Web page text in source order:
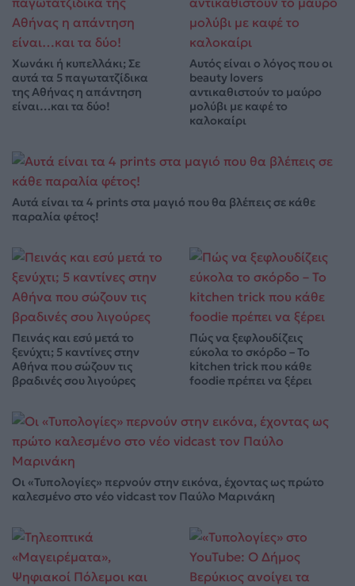
Χωνάκι ή κυπελλάκι; Σε
αυτά τα 5 παγωτατζίδικα
της Αθήνας η απάντηση
είναι…και τα δύο!
Αυτός είναι ο λόγος που οι
beauty lovers
αντικαθιστούν το μαύρο
μολύβι με καφέ το
καλοκαίρι
Αυτά είναι τα 4 prints στα μαγιό που θα βλέπεις σε κάθε
παραλία φέτος!
Πεινάς και εσύ μετά το
ξενύχτι; 5 καντίνες στην
Αθήνα που σώζουν τις
βραδινές σου λιγούρες
Πώς να ξεφλουδίζεις
εύκολα το σκόρδο – Το
kitchen trick που κάθε
foodie πρέπει να ξέρει
Οι «Τυπολογίες» περνούν στην εικόνα, έχοντας ως πρώτο
καλεσμένο στο νέο vidcast τον Παύλο Μαρινάκη